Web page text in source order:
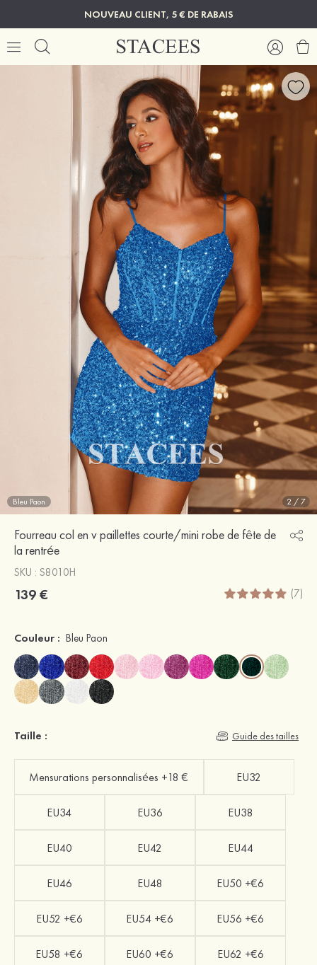
NOUVEAU CLIENT, 5 € DE RABAIS
Bleu Paon 2 /7
Fourreau col en v paillettes courte/mini robe de fête de
la rentrée
SKU : S8010H
139 € (7)
Couleur : Bleu Paon
Taille : Guide des tailles
Mensurations personnalisées +18 € EU32
EU34 EU36 EU38
EU40 EU42 EU44
EU46 EU48 EU50 +€6
EU52 +€6 EU54 +€6 EU56 +€6
EU58 +€6 EU60 +€6 EU62 +€6